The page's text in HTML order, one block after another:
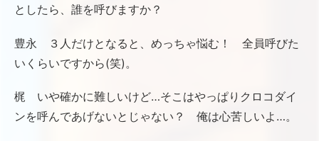
としたら、誰を呼びますか？
豊永 ３人だけとなると、めっちゃ悩む！ 全員呼びた
いくらいですから(笑)。
梶 いや確かに難しいけど…そこはやっぱりクロコダイ
ンを呼んであげないとじゃない？ 俺は心苦しいよ…。